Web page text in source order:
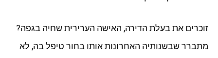
זוכרים את בעלת הדירה, האישה הערירית שחיה בגפה?
מתברר שבשנותיה האחרונות אותו בחור טיפל בה, לא